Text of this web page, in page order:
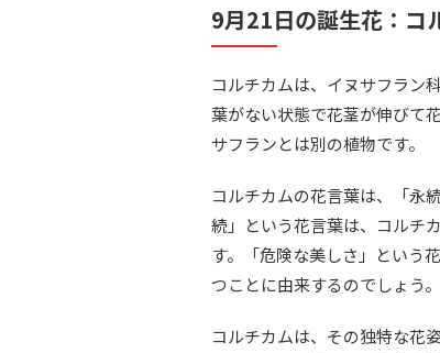
9月21日の誕生花：コ
コルチカムは、イヌサフラン
葉がない状態で花茎が伸びて
サフランとは別の植物です。
コルチカムの花言葉は、「永
続」という花言葉は、コルチ
す。「危険な美しさ」という
つことに由来するのでしょう。
コルチカムは、その独特な花